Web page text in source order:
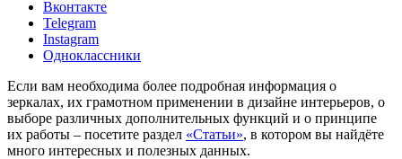
Вконтакте
Telegram
Instagram
Одноклассники
Если вам необходима более подробная информация о
зеркалах, их грамотном применении в дизайне интерьеров, о
выборе различных дополнительных функций и о принципе
их работы – посетите раздел «Статьи», в котором вы найдёте
много интересных и полезных данных.